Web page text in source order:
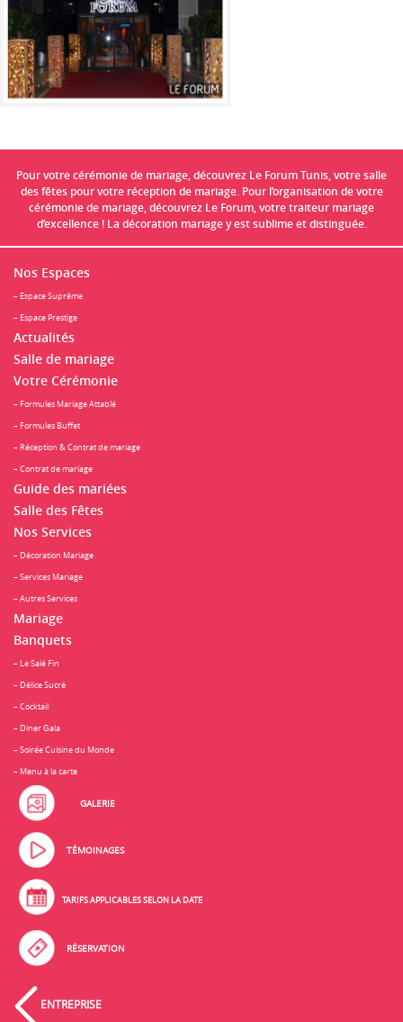
Pour votre cérémonie de mariage, découvrez Le Forum Tunis, votre salle
des fêtes pour votre réception de mariage. Pour l’organisation de votre
cérémonie de mariage, découvrez Le Forum, votre traiteur mariage
d’excellence ! La décoration mariage y est sublime et distinguée.
Nos Espaces
– Espace Suprême
– Espace Prestige
Actualités
Salle de mariage
Votre Cérémonie
– Formules Mariage Attablé
– Formules Buffet
– Réception & Contrat de mariage
– Contrat de mariage
Guide des mariées
Salle des Fêtes
Nos Services
– Décoration Mariage
– Services Mariage
– Autres Services
Mariage
Banquets
– Le Salé Fin
– Délice Sucré
– Cocktail
– Diner Gala
– Soirée Cuisine du Monde
– Menu à la carte
GALERIE
TÉMOINAGES
TARIFS APPLICABLES SELON LA DATE
RÉSERVATION
ENTREPRISE